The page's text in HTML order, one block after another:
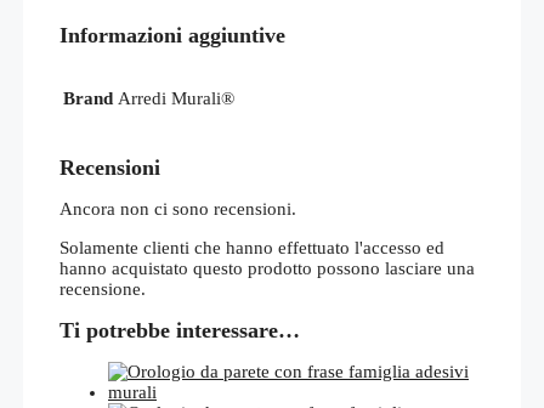
Informazioni aggiuntive
Brand Arredi Murali®
Recensioni
Ancora non ci sono recensioni.
Solamente clienti che hanno effettuato l'accesso ed
hanno acquistato questo prodotto possono lasciare una
recensione.
Ti potrebbe interessare…